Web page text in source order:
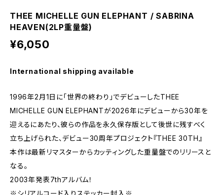
THEE MICHELLE GUN ELEPHANT / SABRINA
HEAVEN(2LP重量盤)
¥6,050
International shipping available
1996年2月1日に「世界の終わり」でデビューしたTHEE
MICHELLE GUN ELEPHANTが2026年にデビューから30年を
迎えるにあたり、彼らの作品を永久保存版として後世に残すべく
立ち上げられた、デビュー30周年プロジェクト『THEE 30TH』
本作は最新リマスターからカッティングした重量盤でのリリースと
なる。
2003年発表7thアルバム！
※シリアルコード入りステッカー封入※